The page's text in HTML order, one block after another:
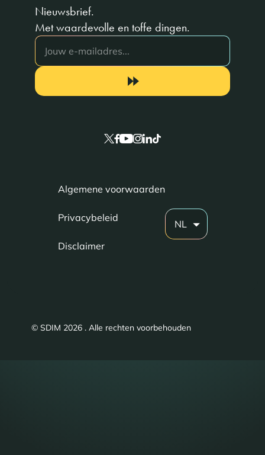
Nieuwsbrief.
Met waardevolle en toffe dingen.
Algemene voorwaarden
Privacybeleid
Disclaimer
NL
© SDIM 2026 . Alle rechten voorbehouden